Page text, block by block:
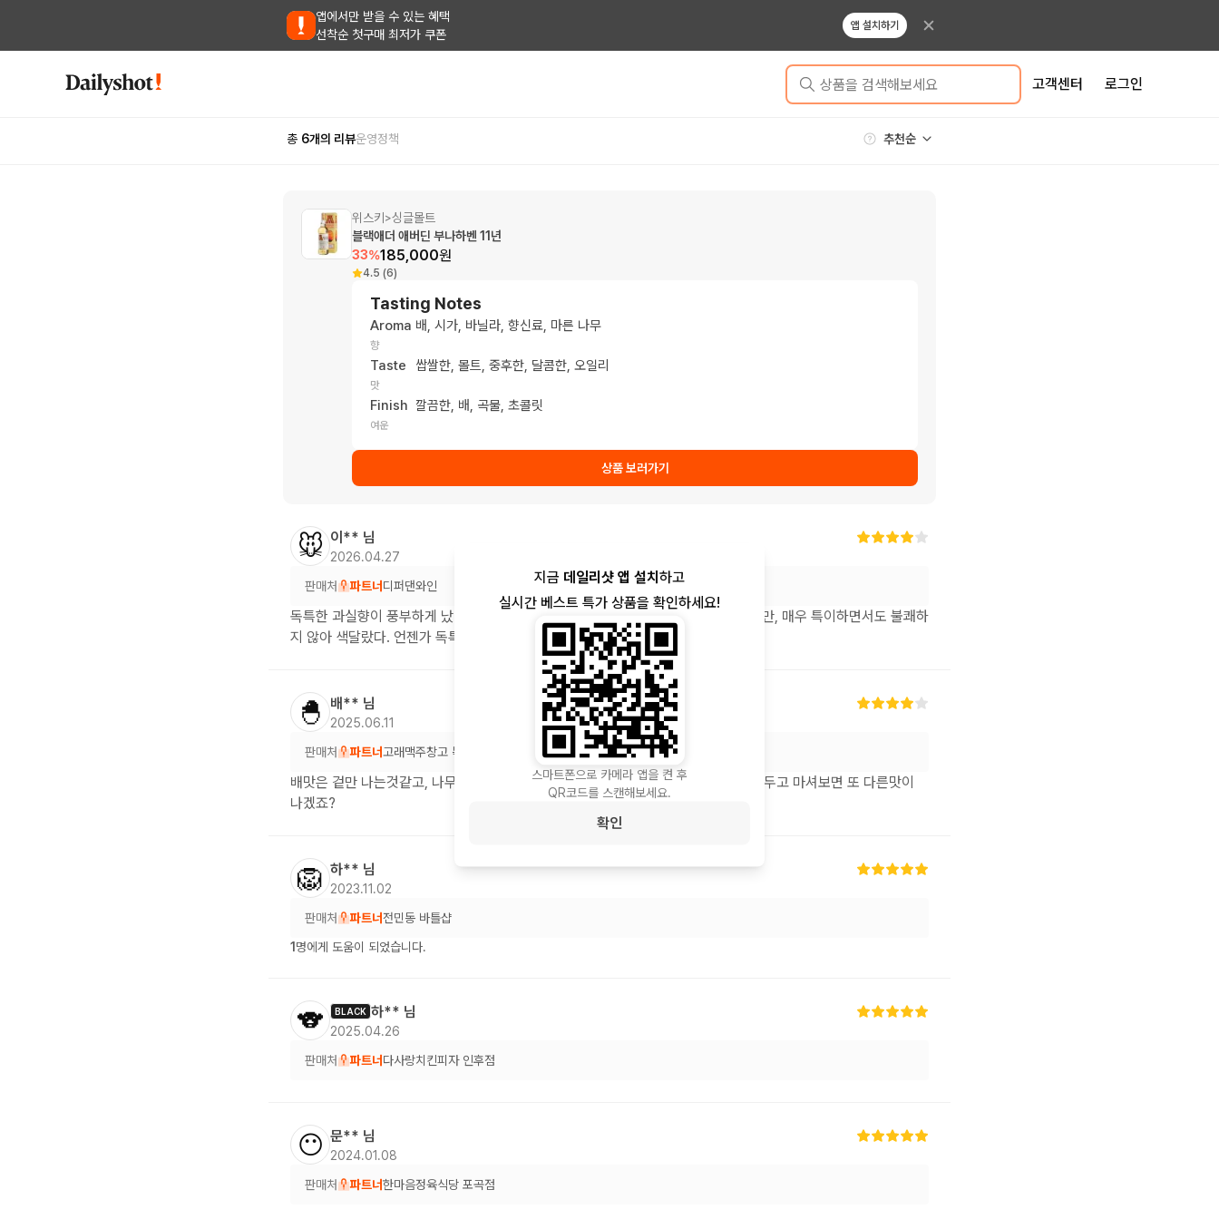
앱에서만 받을 수 있는 혜택
선착순 첫구매 최저가 쿠폰
앱 설치하기
상품을 검색해보세요 고객센터 로그인
총 6개의 리뷰운영정책
위스키 >싱글몰트
블랙애더 애버딘 부나하벤 11년
33%185,000원
4.5 (6)
Tasting Notes
Aroma
향
배, 시가, 바닐라, 향신료, 마른 나무
Taste
맛
쌉쌀한, 몰트, 중후한, 달콤한, 오일리
Finish
여운
깔끔한, 배, 곡물, 초콜릿
상품 보러가기
🐭 이** 님
2026.04.27
판매처 파트너 디퍼댄와인
독특한 과실향이 풍부하게 났던 기억. 항상 달달하고 부드러운 위스키를 찾던 나였지만, 매우 특이하면서도 불쾌하
지 않아 색달랐다. 언젠가 독특한 위스키를 주변에서 원한다면 추천해줄 생각
🐣 배** 님
2025.06.11
판매처 파트너고래맥주창고 목동점
배맛은 겉만 나는것같고, 나무향에 씁씁함이... 부나하벤인가 싶네요. 뭐가 애매한데, 두고 마셔보면 또 다른맛이
나겠죠?
🦁 하** 님
2023.11.02
판매처 파트너전민동 바틀샵
1 명에게 도움이 되었습니다.
🐨 BLACK 하** 님
2025.04.26
판매처 파트너 다사랑치킨피자 인후점
😶 문** 님
2024.01.08
판매처 파트너한마음정육식당 포곡점
지금 데일리샷 앱 설치 하고
실시간 베스트 특가 상품을 확인하세요!
스마트폰으로 카메라 앱을 켠 후
QR코드를 스캔해보세요.
확인